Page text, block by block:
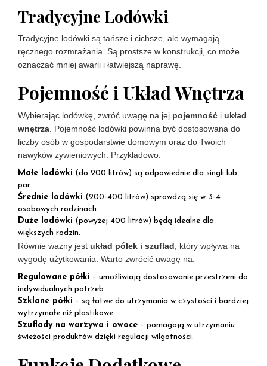
Tradycyjne Lodówki
Tradycyjne lodówki są tańsze i cichsze, ale wymagają
ręcznego rozmrażania. Są prostsze w konstrukcji, co może
oznaczać mniej awarii i łatwiejszą naprawę.
Pojemność i Układ Wnętrza
Wybierając lodówkę, zwróć uwagę na jej pojemność i układ
wnętrza . Pojemność lodówki powinna być dostosowana do
liczby osób w gospodarstwie domowym oraz do Twoich
nawyków żywieniowych. Przykładowo:
Małe lodówki (do 200 litrów) są odpowiednie dla singli lub
par.
Średnie lodówki (200-400 litrów) sprawdzą się w 3-4
osobowych rodzinach.
Duże lodówki (powyżej 400 litrów) będą idealne dla
większych rodzin.
Równie ważny jest układ półek i szuflad , który wpływa na
wygodę użytkowania. Warto zwrócić uwagę na:
Regulowane półki – umożliwiają dostosowanie przestrzeni do
indywidualnych potrzeb.
Szklane półki – są łatwe do utrzymania w czystości i bardziej
wytrzymałe niż plastikowe.
Szuflady na warzywa i owoce – pomagają w utrzymaniu
świeżości produktów dzięki regulacji wilgotności.